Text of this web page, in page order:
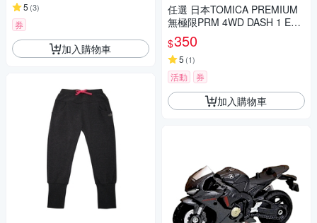
5 (3)
券
加入購物車
任選 日本TOMICA PREMIUM
無極限PRM 4WD DASH 1 EM
PEROR TM94843
$350
5 (1)
活動 券
加入購物車